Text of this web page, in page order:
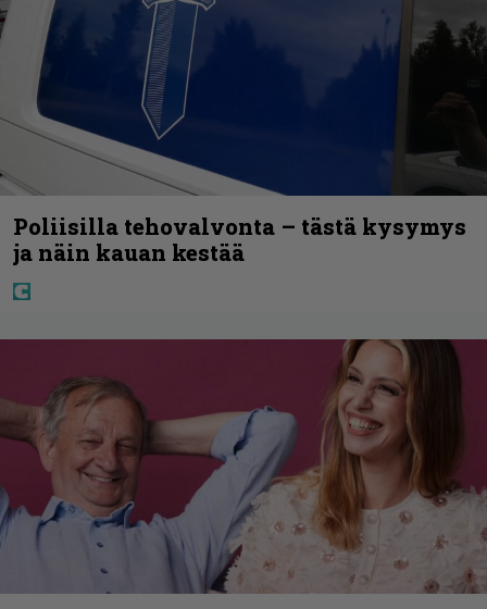
Poliisilla tehovalvonta – tästä kysymys
ja näin kauan kestää